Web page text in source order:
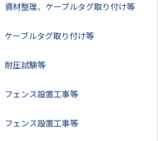
資材整理、ケーブルタグ取り付け等
ケーブルタグ取り付け等
耐圧試験等
フェンス設置工事等
フェンス設置工事等